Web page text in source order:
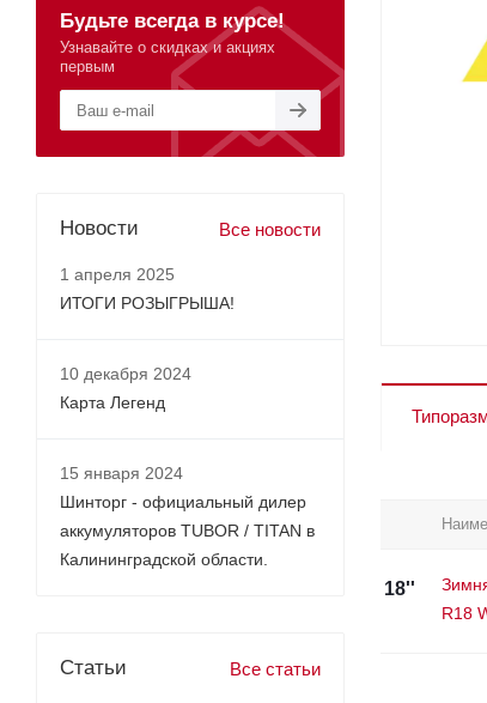
18''
R18
Будьте всегда в курсе!
Узнавайте о скидках и акциях
первым
Новости Все новости
1 апреля 2025
ИТОГИ РОЗЫГРЫША!
10 декабря 2024
Карта Легенд
15 января 2024
Шинторг - официальный дилер
аккумуляторов TUBOR / TITAN в
Калининградской области.
Статьи Все статьи